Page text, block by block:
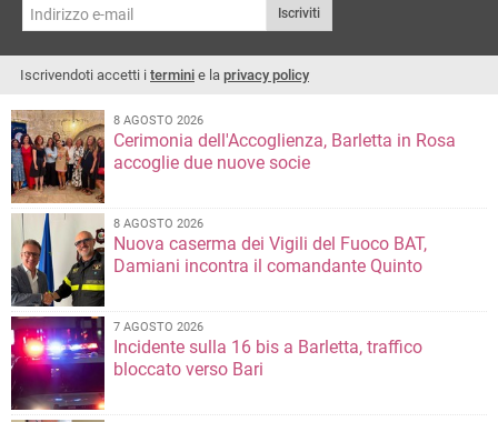
Cosimo Cannito sulla crisi della sua
maggioranza
dell'approvazione della tariffazione
TARI 2026
Iscriviti
Iscrivendoti accetti i termini e la privacy policy
8 AGOSTO 2026
Cerimonia dell'Accoglienza, Barletta in Rosa
accoglie due nuove socie
8 AGOSTO 2026
Nuova caserma dei Vigili del Fuoco BAT,
Damiani incontra il comandante Quinto
7 AGOSTO 2026
Incidente sulla 16 bis a Barletta, traffico
bloccato verso Bari